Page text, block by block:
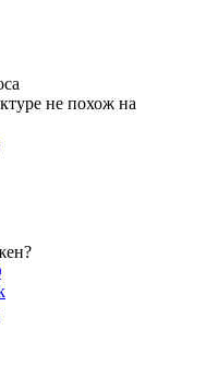
не похож на